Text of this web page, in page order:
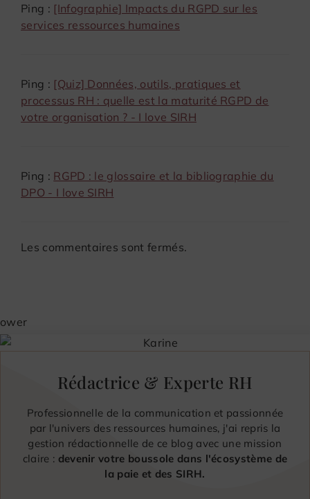
Ping : [Infographie] Impacts du RGPD sur les
services ressources humaines
Ping : [Quiz] Données, outils, pratiques et
processus RH : quelle est la maturité RGPD de
votre organisation ? - I love SIRH
Ping : RGPD : le glossaire et la bibliographie du
DPO - I love SIRH
Les commentaires sont fermés.
Rédactrice & Experte RH
Professionnelle de la communication et passionnée
par l'univers des ressources humaines, j'ai repris la
gestion rédactionnelle de ce blog avec une mission
claire : devenir votre boussole dans l'écosystème de
la paie et des SIRH.